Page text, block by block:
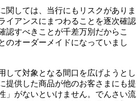
関しては、当行にもリスクがありま
イアンスにまつわることを逐次確認
認すべきことが千差万別だからこ
のオーダーメイドになっていまし
して対象となる間口を広げようとし
提供した商品が他のお客さまにも提
」がないといけません。でんさい流